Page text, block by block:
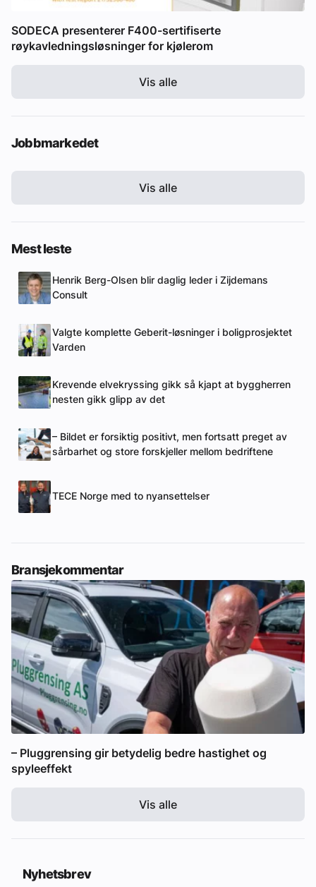
SODECA presenterer F400-sertifiserte
røykavledningsløsninger for kjølerom
Vis alle
Jobbmarkedet
Vis alle
Mest leste
Henrik Berg-Olsen blir daglig leder i Zijdemans
Consult
Valgte komplette Geberit-løsninger i boligprosjektet
Varden
Krevende elvekryssing gikk så kjapt at byggherren
nesten gikk glipp av det
– Bildet er forsiktig positivt, men fortsatt preget av
sårbarhet og store forskjeller mellom bedriftene
TECE Norge med to nyansettelser
Bransjekommentar
– Pluggrensing gir betydelig bedre hastighet og
spyleeffekt
Vis alle
Nyhetsbrev